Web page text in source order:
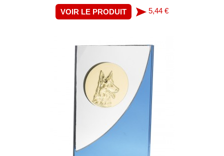
VOIR LE PRODUIT 5,44 €